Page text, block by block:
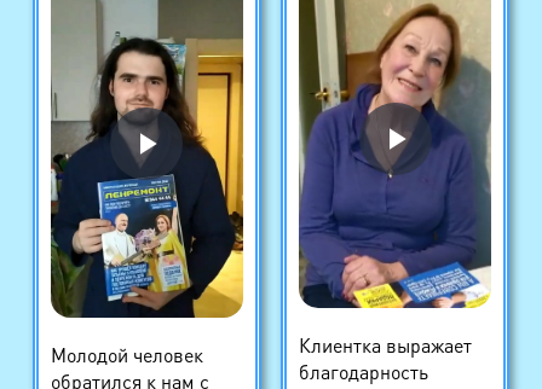
Молодой человек
обратился к нам с
Клиентка выражает
благодарность